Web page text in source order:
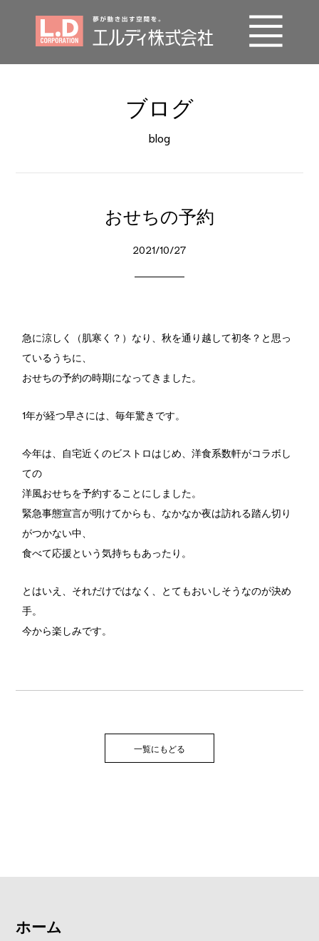
ブログ
blog
おせちの予約
2021/10/27
急に涼しく（肌寒く？）なり、秋を通り越して初冬？と思っ
ているうちに、
おせちの予約の時期になってきました。
1年が経つ早さには、毎年驚きです。
今年は、自宅近くのビストロはじめ、洋食系数軒がコラボし
ての
洋風おせちを予約することにしました。
緊急事態宣言が明けてからも、なかなか夜は訪れる踏ん切り
がつかない中、
食べて応援という気持ちもあったり。
とはいえ、それだけではなく、とてもおいしそうなのが決め
手。
今から楽しみです。
一覧にもどる
ホーム